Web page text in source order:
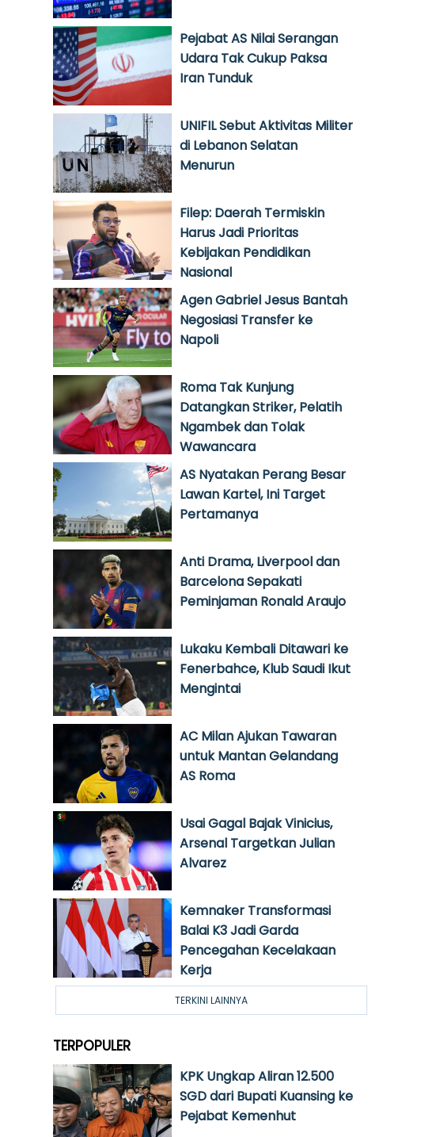
Pejabat AS Nilai Serangan
Udara Tak Cukup Paksa
Iran Tunduk
UNIFIL Sebut Aktivitas Militer
di Lebanon Selatan
Menurun
Filep: Daerah Termiskin
Harus Jadi Prioritas
Kebijakan Pendidikan
Nasional
Agen Gabriel Jesus Bantah
Negosiasi Transfer ke
Napoli
Roma Tak Kunjung
Datangkan Striker, Pelatih
Ngambek dan Tolak
Wawancara
AS Nyatakan Perang Besar
Lawan Kartel, Ini Target
Pertamanya
Anti Drama, Liverpool dan
Barcelona Sepakati
Peminjaman Ronald Araujo
Lukaku Kembali Ditawari ke
Fenerbahce, Klub Saudi Ikut
Mengintai
AC Milan Ajukan Tawaran
untuk Mantan Gelandang
AS Roma
Usai Gagal Bajak Vinicius,
Arsenal Targetkan Julian
Alvarez
Kemnaker Transformasi
Balai K3 Jadi Garda
Pencegahan Kecelakaan
Kerja
TERKINI LAINNYA
TERPOPULER
KPK Ungkap Aliran 12.500
SGD dari Bupati Kuansing ke
Pejabat Kemenhut